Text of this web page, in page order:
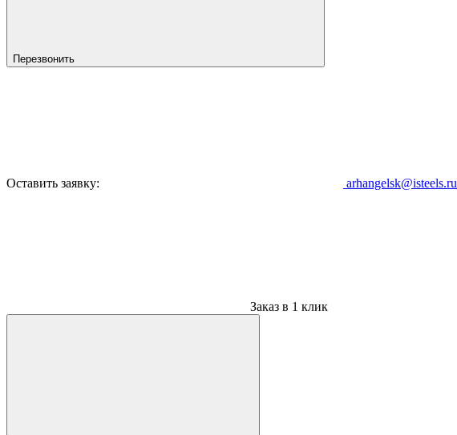
Перезвонить
Оставить заявку: arhangelsk@isteels.ru
Заказ в 1 клик